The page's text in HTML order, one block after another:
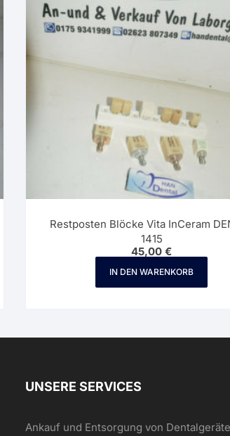
Restposten Blöcke Vita InCeram DENTAL
1415
45,00 €
IN DEN WARENKORB
UNSERE SERVICES
Ankauf und Entsorgung von